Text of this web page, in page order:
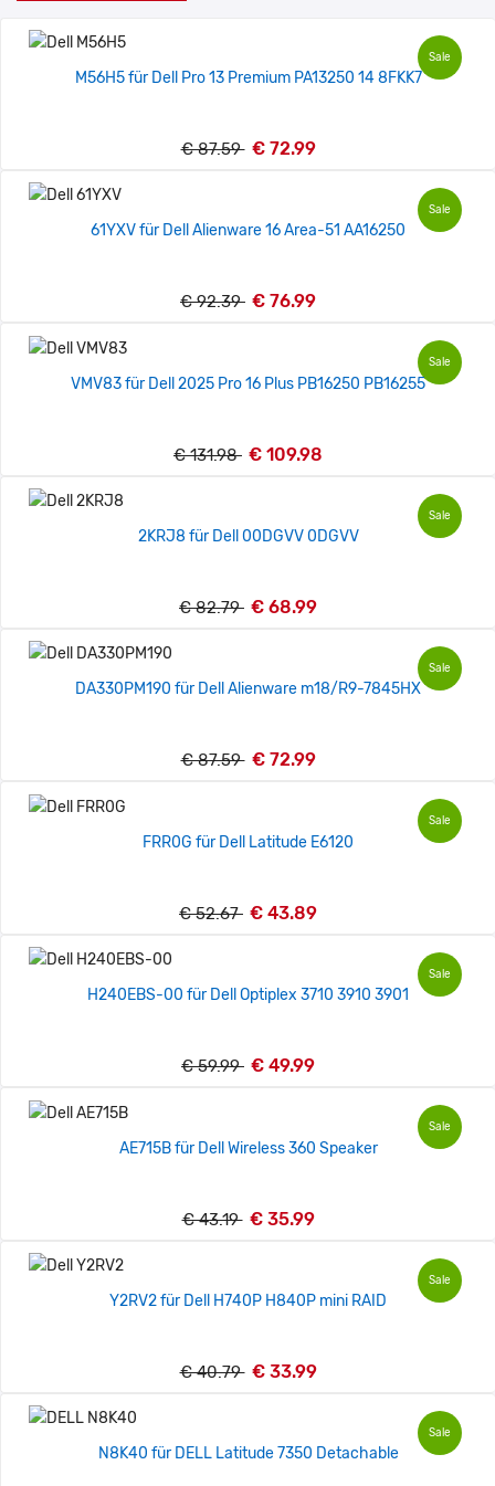
Sale
M56H5 für Dell Pro 13 Premium PA13250 14 8FKK7
€ 87.59 € 72.99
Sale
61YXV für Dell Alienware 16 Area-51 AA16250
€ 92.39 € 76.99
Sale
VMV83 für Dell 2025 Pro 16 Plus PB16250 PB16255
€ 131.98 € 109.98
Sale
2KRJ8 für Dell 00DGVV 0DGVV
€ 82.79 € 68.99
Sale
DA330PM190 für Dell Alienware m18/R9-7845HX
€ 87.59 € 72.99
Sale
FRR0G für Dell Latitude E6120
€ 52.67 € 43.89
Sale
H240EBS-00 für Dell Optiplex 3710 3910 3901
€ 59.99 € 49.99
Sale
AE715B für Dell Wireless 360 Speaker
€ 43.19 € 35.99
Sale
Y2RV2 für Dell H740P H840P mini RAID
€ 40.79 € 33.99
Sale
N8K40 für DELL Latitude 7350 Detachable